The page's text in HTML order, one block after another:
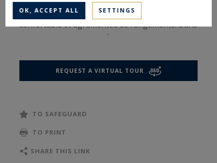
pierres brutes d'une hauteur plus que
confortable et agrémentée de rangements. Dans
son prolongement, 22m² dédiés aux pièces
Un bien rare à Paris à venir visiter sans plus
REQUEST A VIRTUAL TOUR
TO SAFEGUARD
TO PRINT
SHARE THIS LINK
OK, ACCEPT ALL SETTINGS